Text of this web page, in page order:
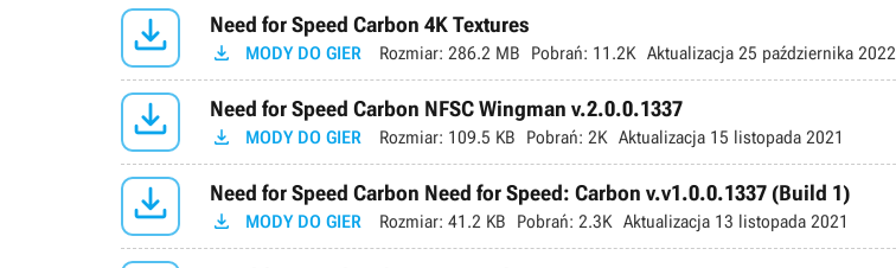
 Need for Speed Carbon 4K Textures
 MODY DO GIER Rozmiar: 286.2 MB Pobrań: 11.2K Aktualizacja 25 października 2022
 Need for Speed Carbon NFSC Wingman v.2.0.0.1337
 MODY DO GIER Rozmiar: 109.5 KB Pobrań: 2K Aktualizacja 15 listopada 2021
 Need for Speed Carbon Need for Speed: Carbon v.v1.0.0.1337 (Build 1)
 MODY DO GIER Rozmiar: 41.2 KB Pobrań: 2.3K Aktualizacja 13 listopada 2021